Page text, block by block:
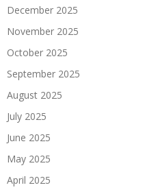
December 2025
November 2025
October 2025
September 2025
August 2025
July 2025
June 2025
May 2025
April 2025